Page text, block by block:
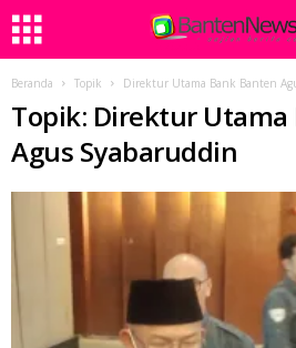
Beranda Topik Direktur Utama Bank Banten
Topik: Direktur Utama
Agus Syabaruddin